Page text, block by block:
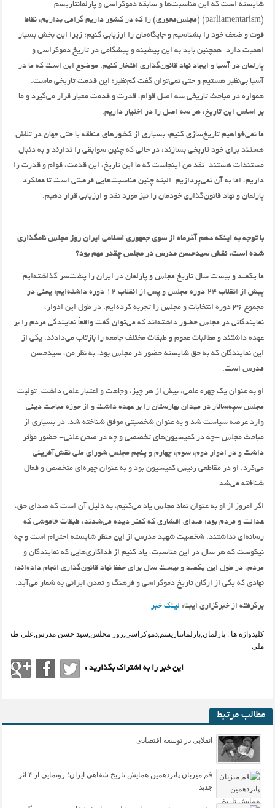
شایسته است که این مناسبت‌ها و سابقه دموکراسی و پارلمانتاریسم
(parliamentarism) (مجلس‌محوری) را که در کشور داریم گرامی بداریم، نقاط
قوت و ضعف خود را بشناسیم و جایگاه‌مان را ارزیابی کنیم؛ زیرا این بخش بسیار
اهمیت دارد. همچنین باید به این پیشینه و پیشگامی در تاریخ دموکراسی و
پارلمان در آسیا و ایجاد نهاد قانون‌گذاری افتخار کنیم. موضوع این است که ما در
آسیا بی‌نظیر هستیم و حتی نمی‌توان گفت کم‌نظیر؛ این قدمت تاریخی ماست.
همواره در مباحث تاریخی سه اصل قوام، قدرت و قدمت معیار قرار می‌گیرد و ما
بر اساس این تاریخ، هر سه اصل را در اختیار داریم.
ما نمی‌خواهیم تاریخ‌سازی کنیم؛ بسیاری از کشورهای منطقه یا حتی جهان در تلاش
هستند برای خود تاریخی بسازند، در حالی که چنین سوابقی را ندارند و به دنبال
مستندات هستند. نقد من اینجاست که ما این تاریخ، این قدمت، قوام و قدرت را
داریم، اما به آن نمی‌پردازیم. البته چنین مناسبت‌هایی فرصتی است تا عملکرد
پارلمان و نهاد قانون‌گذاری خودمان را نیز مورد نقد و ارزیابی قرار دهیم.
با توجه به اینکه دهم آذرماه از سوی جمهوری اسلامی ایران روز مجلس نامگذاری
شده است، نقش سیدحسن مدرس در مجلس چقدر مهم بود؟
ما یکصد و بیست سال تاریخ مجلس و پارلمان در ایران را پشت‌سر گذاشته‌ایم.
پیش از انقلاب ۲۴ دوره مجلس و پس از انقلاب ۱۲ دوره داشته‌ایم؛ یعنی در
مجموع ۳۶ دوره انتخابات و مجلس را تجربه کرده‌ایم. در طول این ادوار،
نمایندگانی در مجلس حضور داشته‌اند که می‌توان گفت واقعاً نمایندگی مردم را بر
عهده داشتند و مطالبات عموم و طبقات مختلف جامعه را بازتاب می‌دادند. یکی از
این نمایندگان که به حق شایسته حضور در مجلس بود، به نظر من، سیدحسن
مدرس است.
او به عنوان یک چهره علمی، بیش از هر چیز، وجاهت و اعتبار علمی داشت. تولیت
مجلس سپه‌سالار در میدان بهارستان را بر عهده داشت و از حوزه مباحث دینی
وارد عرصه سیاست شد و به عنوان شخصیتی موفق شناخته شد. در بسیاری از
مباحث مجلس -چه در کمیسیون‌های تخصصی و چه در صحن علنی- حضور مؤثر
داشت و در ادوار دوم، سوم، چهارم و پنجم مجلس شورای ملی نقش‌آفرینی
می‌کرد. او در مقاطعی رئیس کمیسیون بود و به عنوان چهره‌ای متخصص و فعال
شناخته می‌شد.
اگر امروز از او به عنوان نماد مجلس یاد می‌کنیم، به دلیل آن است که صدای حق،
عدالت و مردم بود؛ صدای اقشاری که کمتر دیده می‌شدند، طبقات خاموشی که
رسانه‌ای نداشتند. شخصیت شهید مدرس از این منظر شایسته احترام است و چه
نیکوست که هر سال در این مناسبت، یاد کنیم از فداکاری‌هایی که نمایندگان و
مردم، در طول این یکصد و بیست سال برای حفظ نهاد قانون‌گذاری انجام داده‌اند؛
نهادی که یکی از ارکان تاریخ دموکراسی و فرهنگ و تمدن ایرانی به شمار می‌آید.
برگرفته از خبرگزاری ایبنا: لینک خبر
کلیدواژه ها :پارلمان,پارلمانتاریسم,دموکراسی,روز مجلس,سید حسن مدرس,علی
ملی
این خبر را به اشتراک بگذارید :
مطالب مرتبط
انقلابی در توسعه اقتصادی
قم میزبان پانزدهمین همایش تاریخ شفاهی ایران؛ رونمایی از ۴ اثر
جدید